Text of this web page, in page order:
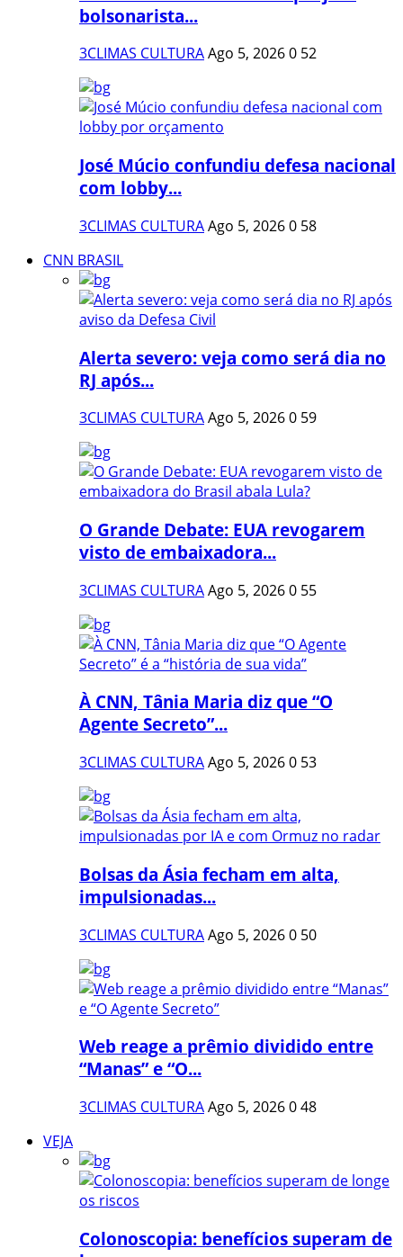
bolsonarista...
3CLIMAS CULTURAAgo 5, 20260 52
José Múcio confundiu defesa nacional
com lobby...
3CLIMAS CULTURAAgo 5, 20260 58
CNN BRASIL
Alerta severo: veja como será dia no
RJ após...
3CLIMAS CULTURAAgo 5, 20260 59
O Grande Debate: EUA revogarem
visto de embaixadora...
3CLIMAS CULTURAAgo 5, 20260 55
À CNN, Tânia Maria diz que “O
Agente Secreto”...
3CLIMAS CULTURAAgo 5, 20260 53
Bolsas da Ásia fecham em alta,
impulsionadas...
3CLIMAS CULTURAAgo 5, 20260 50
Web reage a prêmio dividido entre
“Manas” e “O...
3CLIMAS CULTURAAgo 5, 2026048
VEJA
Colonoscopia: benefícios superam de